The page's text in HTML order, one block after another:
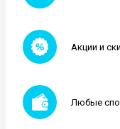
Акции и
Любые